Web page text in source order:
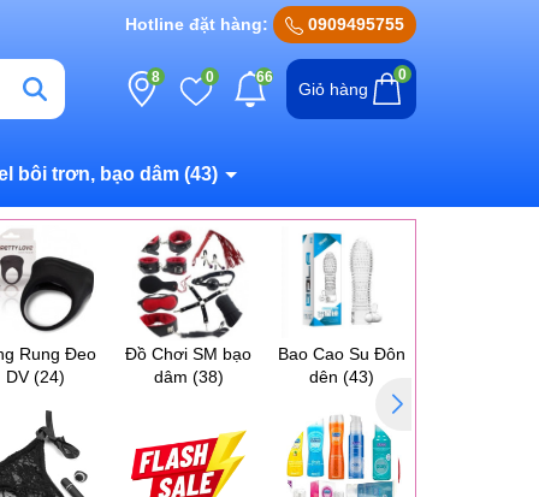
Hotline đặt hàng: 0909495755
8 0 66
Giỏ hàng
0
bôi trơn, bạo dâm (43)
Rung Đeo
DV(24)
Đồ Chơi SM bạo
dâm (38)
Bao Cao Su Đôn
dên (43)